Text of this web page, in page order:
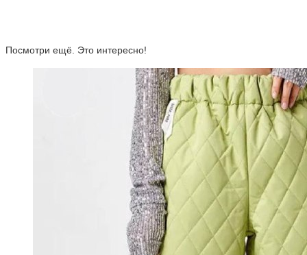
Посмотри ещё. Это интересно!